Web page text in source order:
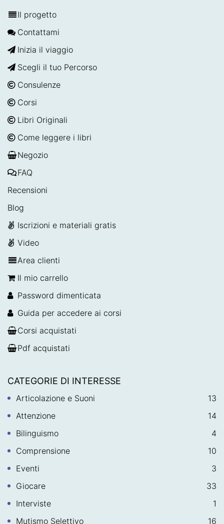
Il progetto
Contattami
Inizia il viaggio
Scegli il tuo Percorso
Consulenze
Corsi
Libri Originali
Come leggere i libri
Negozio
FAQ
Recensioni
Blog
Iscrizioni e materiali gratis
Video
Area clienti
Il mio carrello
Password dimenticata
Guida per accedere ai corsi
Corsi acquistati
Pdf acquistati
CATEGORIE DI INTERESSE
Articolazione e Suoni
13
Attenzione
14
Bilinguismo
4
Comprensione
10
Eventi
3
Giocare
33
Interviste
1
Mutismo Selettivo
16